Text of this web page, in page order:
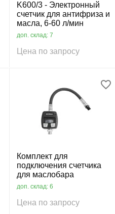
K600/3 - Электронный
счетчик для антифриза и
масла, 6-60 л/мин
доп. склад: 7
Цена по запросу
Комплект для
подключения счетчика
для маслобара
доп. склад: 6
Цена по запросу